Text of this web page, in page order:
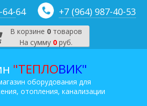
64-64 +7 (964) 987-40-53
В корзине 0товаров
На сумму 0 руб.
"ТЕПЛОВИК"
оборудования для
отопления, канализации